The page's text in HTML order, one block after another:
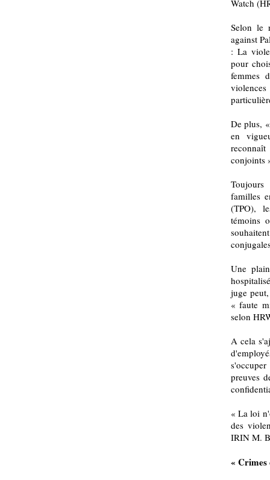
Watch
Selon le
against
: La
pour
femmes
De plus,
en
conjoints
familles
(TPO),
témoins
Une
juge
« faute
selon
A cela
preuves
« La loi
des
IRIN M.
« Crimes